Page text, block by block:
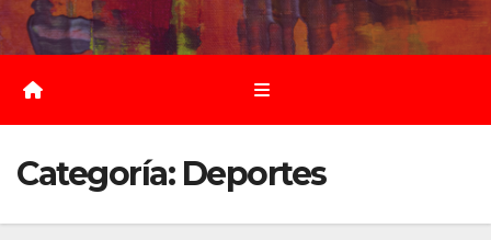
Saltar
al
contenido
Categoría: Deportes